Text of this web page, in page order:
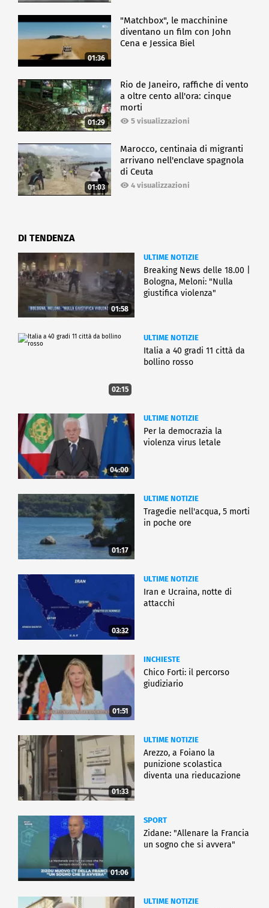
01:36
"Matchbox", le macchinine
diventano un film con John
Cena e Jessica Biel
01:29
Rio de Janeiro, raffiche di vento
a oltre cento all'ora: cinque
morti
5 visualizzazioni
01:03
Marocco, centinaia di migranti
arrivano nell'enclave spagnola
di Ceuta
4 visualizzazioni
DI TENDENZA
01:58
ULTIME NOTIZIE
Breaking News delle 18.00 |
Bologna, Meloni: "Nulla
giustifica violenza"
02:15
ULTIME NOTIZIE
Italia a 40 gradi 11 città da
bollino rosso
04:00
ULTIME NOTIZIE
Per la democrazia la
violenza virus letale
01:17
ULTIME NOTIZIE
Tragedie nell'acqua, 5 morti
in poche ore
03:32
ULTIME NOTIZIE
Iran e Ucraina, notte di
attacchi
01:51
INCHIESTE
Chico Forti: il percorso
giudiziario
01:33
ULTIME NOTIZIE
Arezzo, a Foiano la
punizione scolastica
diventa una rieducazione
01:06
SPORT
Zidane: "Allenare la Francia
un sogno che si avvera"
ULTIME NOTIZIE